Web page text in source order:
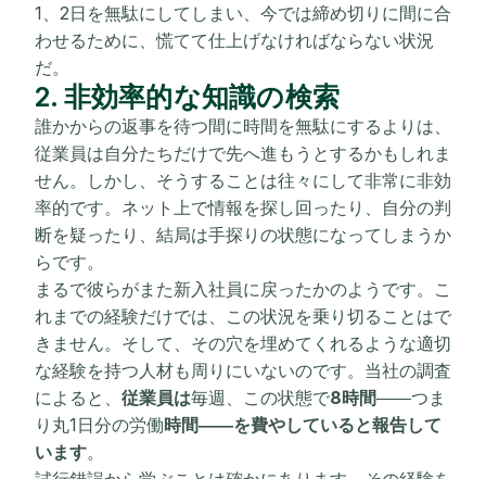
1、2日を無駄にしてしまい、今では締め切りに間に合
わせるために、慌てて仕上げなければならない状況
だ。
2. 非効率的な知識の検索
誰かからの返事を待つ間に時間を無駄にするよりは、
従業員は自分たちだけで先へ進もうとするかもしれま
せん。しかし、そうすることは往々にして非常に非効
率的です。ネット上で情報を探し回ったり、自分の判
断を疑ったり、結局は手探りの状態になってしまうか
らです。
まるで彼らがまた新入社員に戻ったかのようです。こ
れまでの経験だけでは、この状況を乗り切ることはで
きません。そして、その穴を埋めてくれるような適切
な経験を持つ人材も周りにいないのです。当社の調査
によると、 従業員は毎週、この状態で8時間――つま
り丸1日分の労働時間――を費やしていると報告して
います。